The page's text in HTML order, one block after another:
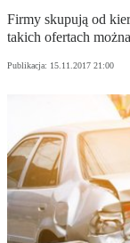
Firmy skupują od
takich ofertach
Publikacja: 15.11.2017 21:00